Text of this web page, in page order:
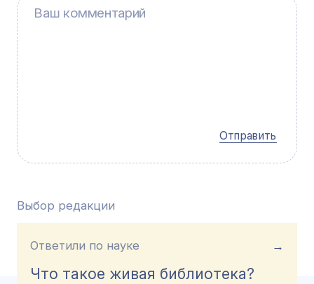
Отправить
Выбор редакции
Ответили по науке →
Что такое живая библиотека?